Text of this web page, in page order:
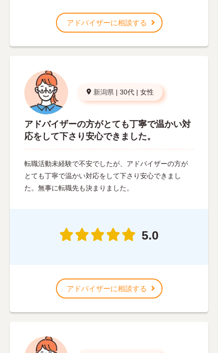
アドバイザーに相談する
新潟県 | 30代 | 女性
アドバイザーの方がとても丁寧で温かい対
応をして下さり安心できました。
転職活動未経験で不安でしたが、アドバイザーの方が
とても丁寧で温かい対応をして下さり安心できまし
た。無事に転職先も決まりました。
5.0
アドバイザーに相談する